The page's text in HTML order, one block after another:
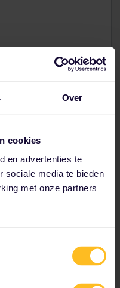
Over
cookies
en advertenties te
sociale media te bieden
met onze partners
voor
de meest sociale en
Het moderne en
pareltjes wat